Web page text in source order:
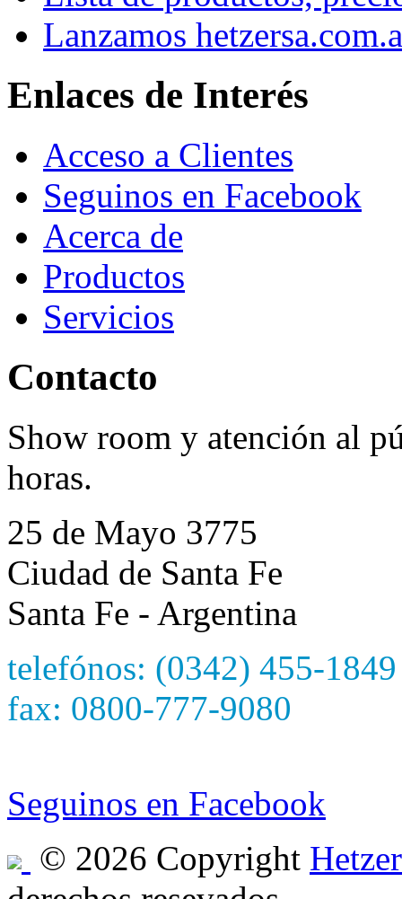
Lanzamos
Enlaces de Interés
Acceso a Clientes
Seguinos en Facebook
Acerca de
Productos
Servicios
Contacto
Show room y atención al
horas.
25 de Mayo 3775
Ciudad de Santa Fe
Santa Fe - Argentina
telefónos: (0342) 455-
fax: 0800-777-9080
Seguinos en Facebook
© 2026 Copyright